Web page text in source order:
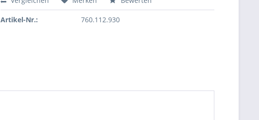
Artikel-Nr.: 760.112.930